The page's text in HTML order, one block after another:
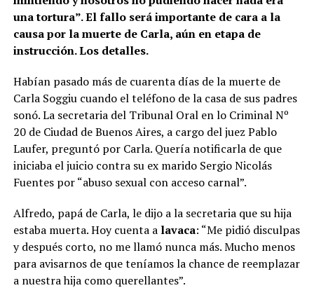
una tortura”. El fallo será importante de cara a la
causa por la muerte de Carla, aún en etapa de
instrucción. Los detalles.
Habían pasado más de cuarenta días de la muerte de
Carla Soggiu cuando el teléfono de la casa de sus padres
sonó. La secretaria del Tribunal Oral en lo Criminal Nº
20 de Ciudad de Buenos Aires, a cargo del juez Pablo
Laufer, preguntó por Carla. Quería notificarla de que
iniciaba el juicio contra su ex marido Sergio Nicolás
Fuentes por “abuso sexual con acceso carnal”.
Alfredo, papá de Carla, le dijo a la secretaria que su hija
estaba muerta. Hoy cuenta a lavaca: “Me pidió disculpas
y después corto, no me llamó nunca más. Mucho menos
para avisarnos de que teníamos la chance de reemplazar
a nuestra hija como querellantes”.